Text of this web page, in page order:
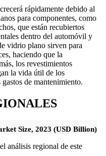
rápidamente debido al
para componentes, como
que están recubiertos
dentro del automóvil y
vidrio plano sirven para
haciendo que la
los revestimientos
la vida útil de los
de mantenimiento.
Size, 2023 (USD Billion)
análisis regional de este